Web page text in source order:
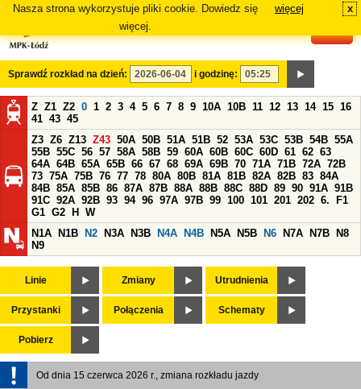
Nasza strona wykorzystuje pliki cookie. Dowiedz się
więcej.
więcej x
Sprawdź rozkład na dzień: i godzinę:
Z Z1 Z2 0 1 2 3 4 5 6 7 8 9 10A 10B 11 12 13 14 15 16
41 43 45
Z3 Z6 Z13 Z43 50A 50B 51A 51B 52 53A 53C 53B 54B 55A
55B 55C 56 57 58A 58B 59 60A 60B 60C 60D 61 62 63
64A 64B 65A 65B 66 67 68 69A 69B 70 71A 71B 72A 72B
73 75A 75B 76 77 78 80A 80B 81A 81B 82A 82B 83 84A
84B 85A 85B 86 87A 87B 88A 88B 88C 88D 89 90 91A 91B
91C 92A 92B 93 94 96 97A 97B 99 100 101 201 202 6.
F1
G1 G2 H
W
N1A
N1B N2 N3A N3B N4A N4B N5A N5B N6 N7A N7B
N8
N9
Linie Zmiany Utrudnienia
Przystanki Połączenia Schematy
Pobierz
Od dnia 15 czerwca 2026 r., zmiana rozkładu jazdy